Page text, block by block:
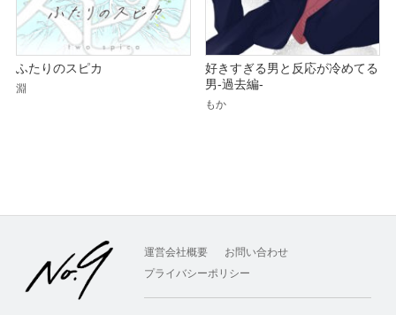
ふたりのスピカ
淵
好きすぎる男と反応が冷めてる
男-過去編-
もか
運営会社概要
お問い合わせ
プライバシーポリシー